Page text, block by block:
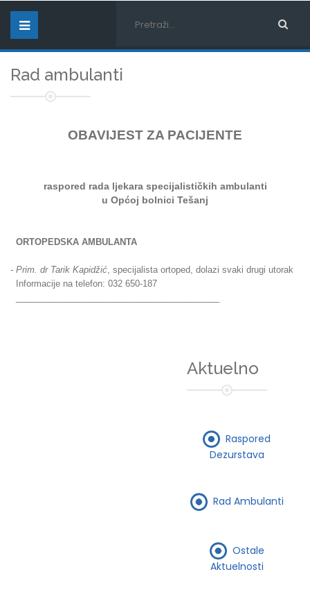
Rad ambulanti
OBAVIJEST ZA PACIJENTE
raspored rada ljekara specijalističkih ambulanti
u Općoj bolnici Tešanj
ORTOPEDSKA AMBULANTA
- Prim. dr Tarik Kapidžić, specijalista ortoped, dolazi svaki drugi utorak
Informacije na telefon: 032 650-187
Aktuelno
Raspored
Dezurstava
Rad Ambulanti
Ostale
Aktuelnosti